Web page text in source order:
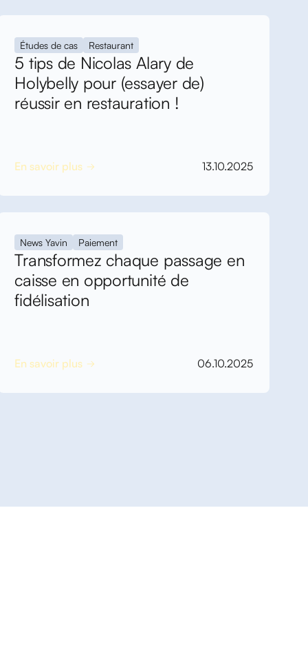
Études de cas Restaurant
5 tips de Nicolas Alary de
Holybelly pour (essayer de)
réussir en restauration !
En savoir plus 13.10.2025
News Yavin Paiement
Transformez chaque passage en
caisse en opportunité de
fidélisation
En savoir plus 06.10.2025